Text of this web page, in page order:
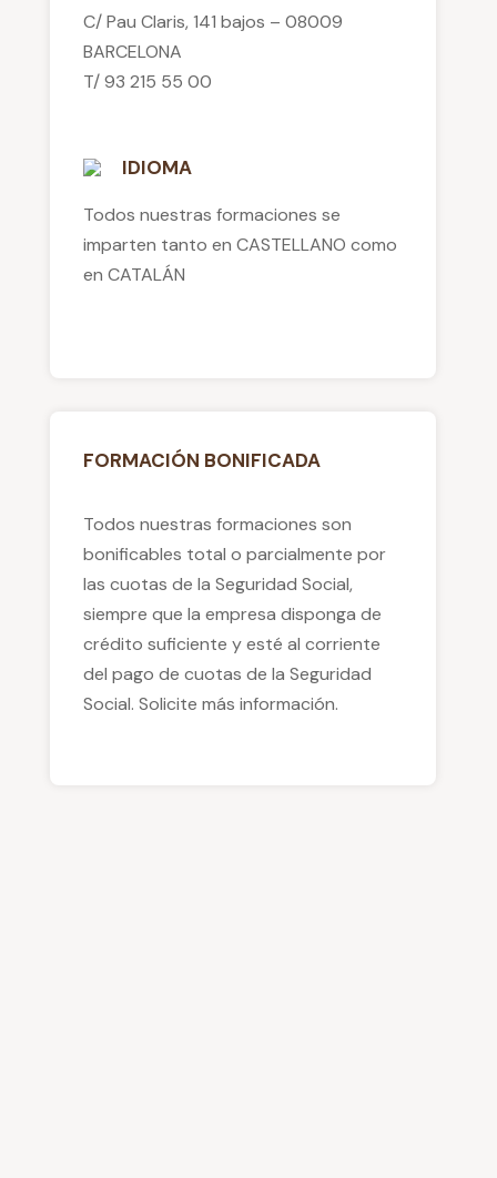
C/ Pau Claris, 141 bajos – 08009
BARCELONA
T/ 93 215 55 00
IDIOMA
Todos nuestras formaciones se
imparten tanto en CASTELLANO como
en CATALÁN
FORMACIÓN BONIFICADA
Todos nuestras formaciones son
bonificables total o parcialmente por
las cuotas de la Seguridad Social,
siempre que la empresa disponga de
crédito suficiente y esté al corriente
del pago de cuotas de la Seguridad
Social. Solicite más información.